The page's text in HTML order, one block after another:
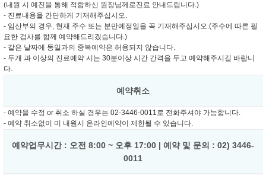
(내원 시 예진을 통해 적합하신 원장님께로진료 안내드립니다.)
- 진료내용을 간단하게 기재해주십시오.
- 임산부의 경우, 현재 주수 또는 분만예정일을 꼭 기재해주십시오.(주수에 따른 필
요한 검사를 함께 예약해드리겠습니다.)
- 같은 날짜에 동일과의 중복예약은 허용되지 않습니다.
- 두개 과 이상의 진료예약 시는 30분이상 시간 간격을 두고 예약해주시길 바랍니
다.
예약취소
- 예약을 수정 or 취소 하실 경우는 02-3446-0011로 전화주셔야 가능합니다.
- 예약 취소없이 미 내원시 온라인예약이 제한될 수 있습니다.
예약업무시간 : 오전 8:00 ~ 오후 17:00 | 예약 및 문의 : 02) 3446-
0011